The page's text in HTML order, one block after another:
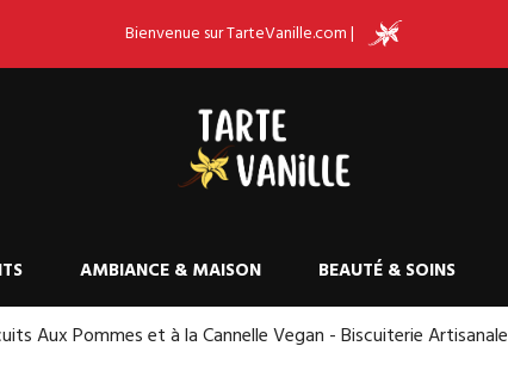
Bienvenue sur TarteVanille.com |
AMBIANCE & MAISON BEAUTÉ & SOINS
Aux Pommes et à la Cannelle Vegan - Biscuiterie Artisanale